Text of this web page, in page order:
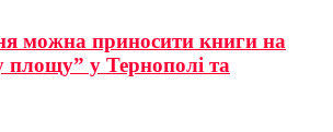
можна приносити книги на
у Тернополі та